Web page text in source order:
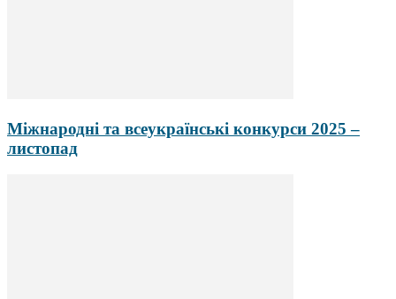
Міжнародні та всеукраїнські конкурси 2025 –
листопад